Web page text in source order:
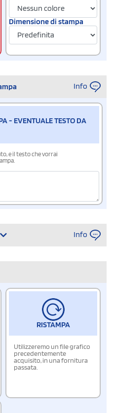
Dimensione di stampa
Info
- EVENTUALE TESTO DA
e il testo che vorrai
Info
RISTAMPA
Utilizzeremo un file grafico
precedentemente
acquisito, in una fornitura
passata.